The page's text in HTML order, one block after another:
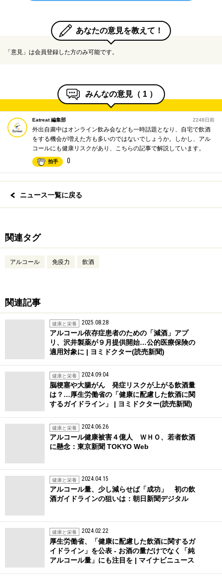
あなたの意見を教えて！
「意見」は会員登録した方のみ可能です。
みんなの意見（ 1 ）
Eatreat 編集部 2248日前
外出自粛中はオンライン飲み会なども一時話題となり、自宅で飲酒
をする機会が増えた方も多いのではないでしょうか。しかし、アル
コールにも健康リスクがあり、こちらの記事で解説しています。
拍手 0
ニュース一覧に戻る
関連タグ
アルコール 免疫力 飲酒
関連記事
健康と栄養 2025.08.28
アルコール依存症患者のための「減酒」アプ
リ、沢井製薬が９月提供開始…公的医療保険の
適用対象に | ヨミドクター(読売新聞)
健康と栄養 2024.09.04
脳梗塞や大腸がん 発症リスクが上がる飲酒量
は？…厚生労働省の「健康に配慮した飲酒に関
するガイドライン」 | ヨミドクター(読売新聞)
健康と栄養 2024.06.26
アルコール健康被害４億人 ＷＨＯ、若者飲酒
に懸念：東京新聞 TOKYO Web
健康と栄養 2024.04.15
アルコール量、少し減らせば「成功」 初の飲
酒ガイドラインの狙いは：朝日新聞デジタル
健康と栄養 2024.02.22
厚生労働省、「健康に配慮した飲酒に関するガ
イドライン」を公表 - お酒の量だけでなく「純
アルコール量」にも注目を | マイナビニュース